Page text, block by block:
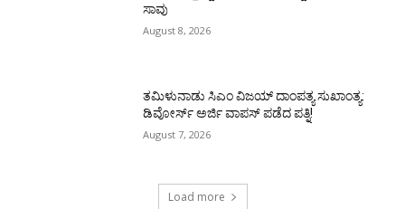
ಸಾವು
August 8, 2026
ತಮಿಳುನಾಡು ಸಿಎಂ ವಿಜಯ್‌ ದಾಂಪತ್ಯ ಸುಖಾಂತ್ಯ:
ಡಿವೋರ್ಸ್‌ ಅರ್ಜಿ ವಾಪಸ್‌ ಪಡೆದ ಪತ್ನಿ!
August 7, 2026
Load more